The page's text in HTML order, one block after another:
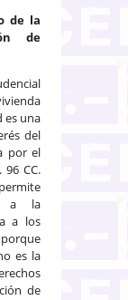
de la
de
es una
del
por el
CC.
a la
a los
es la
de